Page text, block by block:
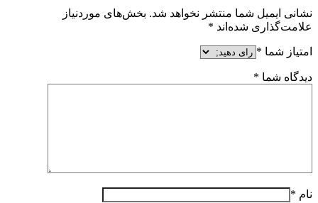
نشانی ایمیل شما منتشر نخواهد شد. بخش‌های موردنیاز
علامت‌گذاری شده‌اند *
امتیاز شما *
دیدگاه شما *
نام *